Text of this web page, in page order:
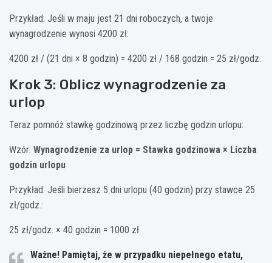
Przykład: Jeśli w maju jest 21 dni roboczych, a twoje
wynagrodzenie wynosi 4200 zł:
4200 zł / (21 dni × 8 godzin) = 4200 zł / 168 godzin = 25 zł/godz.
Krok 3: Oblicz wynagrodzenie za
urlop
Teraz pomnóż stawkę godzinową przez liczbę godzin urlopu:
Wzór: Wynagrodzenie za urlop = Stawka godzinowa × Liczba
godzin urlopu
Przykład: Jeśli bierzesz 5 dni urlopu (40 godzin) przy stawce 25
zł/godz.:
25 zł/godz. × 40 godzin = 1000 zł
Ważne! Pamiętaj, że w przypadku niepełnego etatu,